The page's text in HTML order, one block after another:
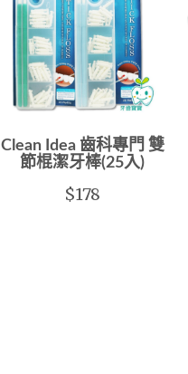
Clean Idea 齒科專門 雙
節棍潔牙棒(25入)
$178